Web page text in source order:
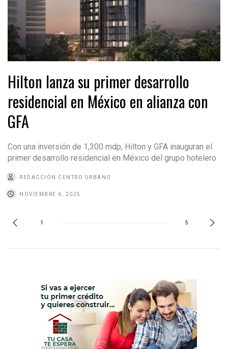
Hilton lanza su primer desarrollo
residencial en México en alianza con
GFA
Con una inversión de 1,300 mdp, Hilton y GFA inauguran el
primer desarrollo residencial en México del grupo hotelero
REDACCIÓN CENTRO URBANO
NOVIEMBRE 6, 2025
1 5